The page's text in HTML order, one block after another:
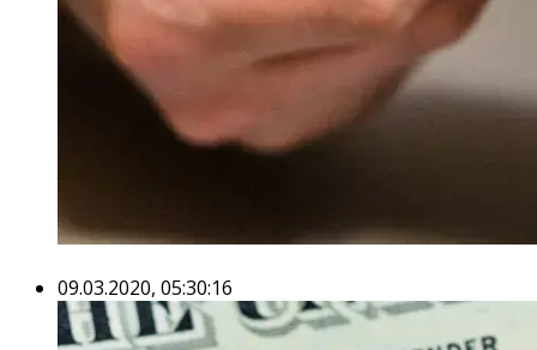
09.03.2020, 05:30:16